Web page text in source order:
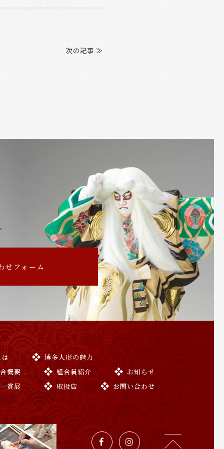
次の記事 ≫
せフォーム
博多人形の魅力
概要
組合員紹介
お知らせ
賞展
取扱店 お問い合わせ